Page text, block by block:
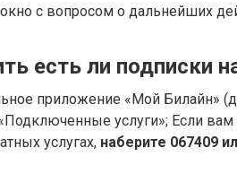
окно с вопросом о дальнейших
есть ли подписки
приложение «Мой Билайн»
услуги»; Если
услугах, наберите 067409